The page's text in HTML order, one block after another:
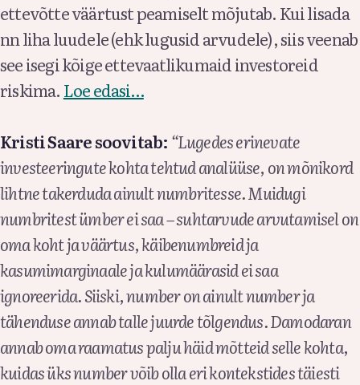
ettevõtte väärtust peamiselt mõjutab. Kui lisada
nn liha luudele (ehk lugusid arvudele), siis veenab
see isegi kõige ettevaatlikumaid investoreid
riskima. Loe edasi…
Kristi Saare soovitab: “Lugedes erinevate
investeeringute kohta tehtud analüüse, on mõnikord
lihtne takerduda ainult numbritesse. Muidugi
numbritest ümber ei saa – suhtarvude arvutamisel on
oma koht ja väärtus, käibenumbreid ja
kasumimarginaale ja kulumäärasid ei saa
ignoreerida. Siiski, number on ainult number ja
tähenduse annab talle juurde tõlgendus. Damodaran
annab oma raamatus palju häid mõtteid selle kohta,
kuidas üks number võib olla eri kontekstides täiesti